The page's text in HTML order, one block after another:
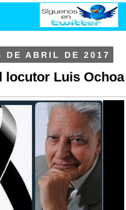
DE ABRIL DE 2017
locutor Luis